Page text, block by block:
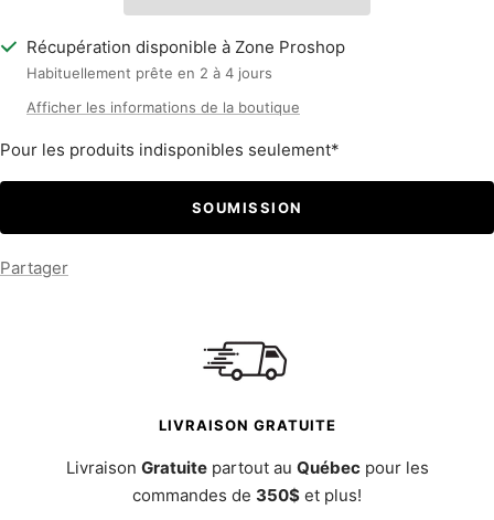
Récupération disponible à Zone Proshop
Habituellement prête en 2 à 4 jours
Afficher les informations de la boutique
Pour les produits indisponibles seulement*
SOUMISSION
Partager
LIVRAISON GRATUITE
Livraison Gratuitepartout au Québecpour les
commandes de 350$ et plus!